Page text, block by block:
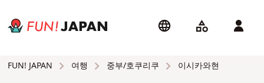
FUN! JAPAN 여행 중부/호쿠리쿠 이시카와현